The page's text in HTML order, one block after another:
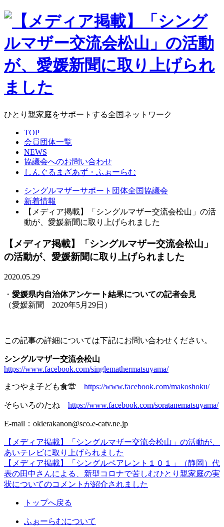
ひとり親家庭をサポートする全国ネットワーク
TOP
会員団体一覧
NEWS
協議会へのお問い合わせ
しんぐるまざあず・ふぉーらむ
シングルマザーサポート団体全国協議会
新着情報
【メディア掲載】「シングルマザー交流会松山」の活
動が、愛媛新聞に取り上げられました
【メディア掲載】「シングルマザー交流会松山」
の活動が、愛媛新聞に取り上げられました
2020.05.29
・ 愛媛県内自治体アンケート結果についての記者会見
（愛媛新聞 2020年5月29日）
この記事の詳細については下記にお問い合わせください。
シングルマザー交流会松山
https://www.facebook.com/singlemathermatsuyama/
まつやま子ども食堂 https://www.facebook.com/makoshoku/
そらいろのたね https://www.facebook.com/soratanematsuyama/
E-mail：okierakanon@sco.e-catv.ne.jp
投
稿
ナ
【メディア掲載】「シングルマザー交流会松山」の活動が、
あいテレビに取り上げられました
【メディア掲載】「シングルペアレント１０１」（静岡）代
表の田中さんによる、新型コロナで苦しむひとり親家庭の実
状についてのコメントが紹介されました
トップへ戻る
ふぉーらむについて